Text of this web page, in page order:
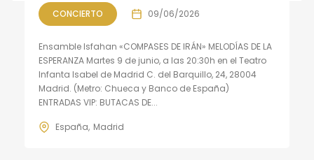
CONCIERTO 09/06/2026
Ensamble Isfahan «COMPASES DE IRÁN» MELODÍAS DE LA
ESPERANZA Martes 9 de junio, a las 20:30h en el Teatro
Infanta Isabel de Madrid C. del Barquillo, 24, 28004
Madrid. (Metro: Chueca y Banco de España)
ENTRADAS VIP: BUTACAS DE...
España Madrid